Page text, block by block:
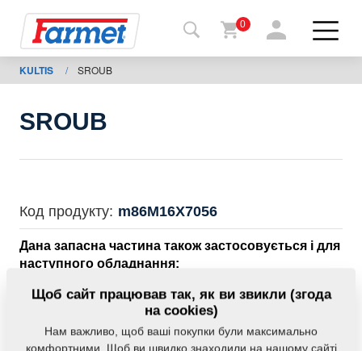
Назад
на
Farmet
Мої
машини
Завантаження
0
KULTIS / SROUB
SROUB
Код продукту: m86M16X7056
Дана запасна частина також застосовується і для
наступного обладнання:
KULTIS
Маса: 0,0000 Кг
Щоб сайт працював так, як ви звикли (згода
на cookies)
Нам важливо, щоб ваші покупки були максимально
комфортними. Щоб ви швидко знаходили на нашому сайті